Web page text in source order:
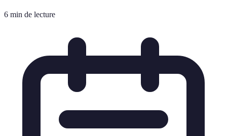
6 min de lecture